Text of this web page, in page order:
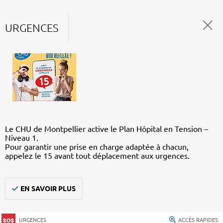
URGENCES
Le CHU de Montpellier active le Plan Hôpital en Tension –
Niveau 1.
Pour garantir une prise en charge adaptée à chacun,
appelez le 15 avant tout déplacement aux urgences.
EN SAVOIR PLUS
URGENCES ACCÈS RAPIDES